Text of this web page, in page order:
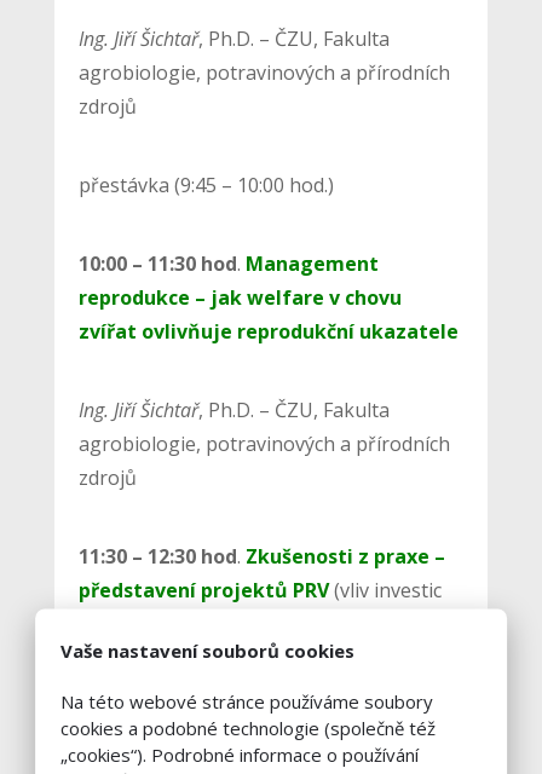
Ing. Jiří Šichtař, Ph.D. – ČZU, Fakulta
agrobiologie, potravinových a přírodních
zdrojů
přestávka (9:45 – 10:00 hod.)
10:00 – 11:30 hod. Management
reprodukce – jak welfare v chovu
zvířat ovlivňuje reprodukční ukazatele
Ing. Jiří Šichtař, Ph.D. – ČZU, Fakulta
agrobiologie, potravinových a přírodních
zdrojů
11:30 – 12:30 hod. Zkušenosti z praxe –
představení projektů PRV(vliv investic
koncept vlivu welfare v chovu zvířat na
kvalitu reprodukce)
Vaše nastavení souborů cookies
Na této webové stránce používáme soubory
cookies a podobné technologie (společně též
„cookies“). Podrobné informace o používání